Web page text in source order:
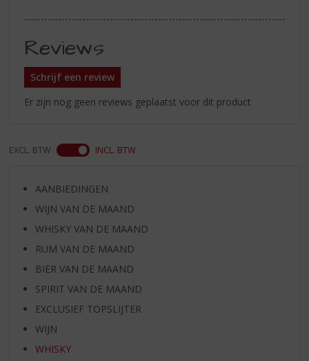
Reviews
Schrijf een review
Er zijn nog geen reviews geplaatst voor dit product
EXCL. BTW INCL. BTW
AANBIEDINGEN
WIJN VAN DE MAAND
WHISKY VAN DE MAAND
RUM VAN DE MAAND
BIER VAN DE MAAND
SPIRIT VAN DE MAAND
EXCLUSIEF TOPSLIJTER
WIJN
WHISKY